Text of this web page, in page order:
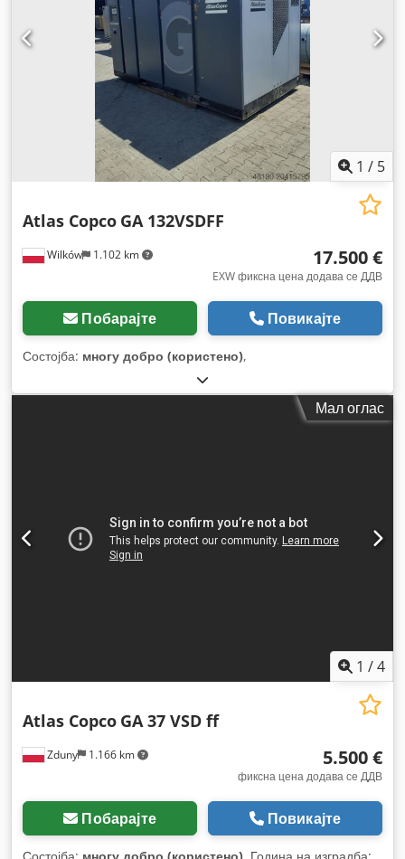
1 / 5
Wilków 1.102 km
Atlas Copco GA 132VSDFF
17.500 €
EXW фиксна цена додава се ДДВ
Побарајте Повикајте
Состојба: многу добро (користено),
Мал оглас
1 /4
Zduny 1.166 km
Atlas Copco GA 37 VSD ff
5.500 €
фиксна цена додава се ДДВ
Побарајте Повикајте
Состојба: многу добро (користено) , Година на изградба: